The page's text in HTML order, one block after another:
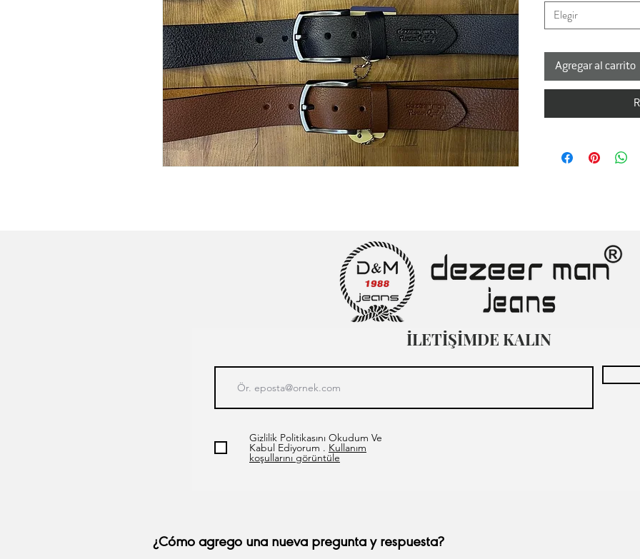
Elegir
Agregar al carrito
İLETİŞİMDE KALIN
Gizlilik Politikasını Okudum Ve
Kabul Ediyorum . Kullanım
koşullarını görüntüle
¿Cómo agrego una nueva pregunta y respuesta?